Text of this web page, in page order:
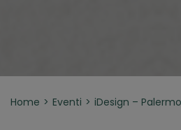
Home Eventi iDesign –